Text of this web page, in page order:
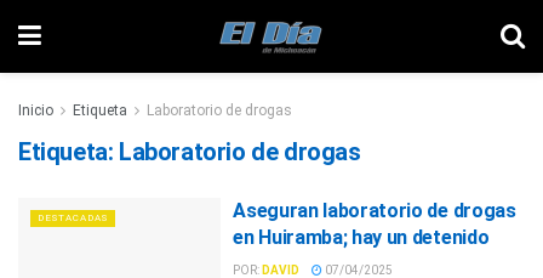
Inicio Etiqueta Laboratorio de drogas
Etiqueta: Laboratorio de drogas
DESTACADAS
Aseguran laboratorio de drogas
en Huiramba; hay un detenido
POR: DAVID 07/04/2025